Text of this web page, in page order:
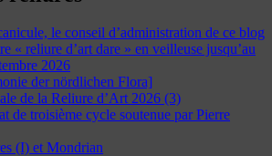
le conseil d’administration de ce blog
« reliure d’art dare » en veilleuse jusqu’au
2026
der nördlichen Flora]
de la Reliure d’Art 2026 (3)
de troisième cycle soutenue par Pierre
(I) et Mondrian